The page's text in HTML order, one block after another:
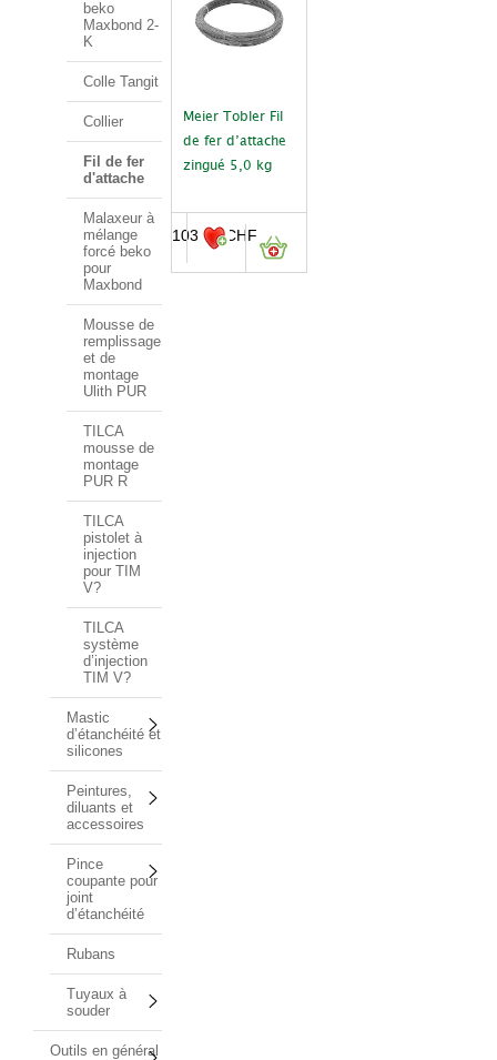
beko
Maxbond 2-
K
Colle Tangit
Collier
Fil de fer
d'attache
Malaxeur à
mélange
forcé beko
pour
Maxbond
Mousse de
remplissage
et de
montage
Ulith PUR
TILCA
mousse de
montage
PUR R
TILCA
pistolet à
injection
pour TIM
V?
TILCA
système
d’injection
TIM V?
Mastic
d’étanchéité et
silicones
Peintures,
diluants et
accessoires
Pince
coupante pour
joint
d’étanchéité
Rubans
Tuyaux à
souder
Outils en général
Meier Tobler Fil
de fer d’attache
zingué 5,0 kg
103.00CHF